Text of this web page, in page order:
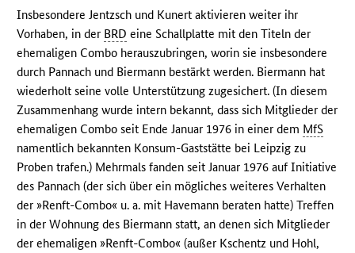
Insbesondere Jentzsch und Kunert aktivieren weiter ihr
Vorhaben, in der BRD eine Schallplatte mit den Titeln der
ehemaligen Combo herauszubringen, worin sie insbesondere
durch Pannach und Biermann bestärkt werden. Biermann hat
wiederholt seine volle Unterstützung zugesichert. (In diesem
Zusammenhang wurde intern bekannt, dass sich Mitglieder der
ehemaligen Combo seit Ende Januar 1976 in einer dem MfS
namentlich bekannten Konsum-Gaststätte bei Leipzig zu
Proben trafen.) Mehrmals fanden seit Januar 1976 auf Initiative
des Pannach (der sich über ein mögliches weiteres Verhalten
der »Renft-Combo« u. a. mit Havemann beraten hatte) Treffen
in der Wohnung des Biermann statt, an denen sich Mitglieder
der ehemaligen »Renft-Combo« (außer Kschentz und Hohl,